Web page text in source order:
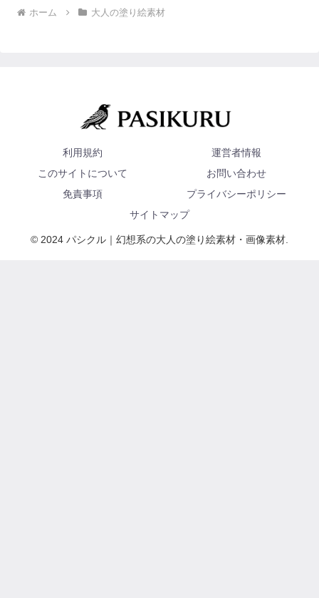
ホーム 大人の塗り絵素材
利用規約
運営者情報
このサイトについて
お問い合わせ
免責事項
プライバシーポリシー
サイトマップ
© 2024 パシクル｜幻想系の大人の塗り絵素材・画像素材.